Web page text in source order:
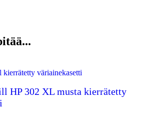
HP 302 XL musta kierrätetty